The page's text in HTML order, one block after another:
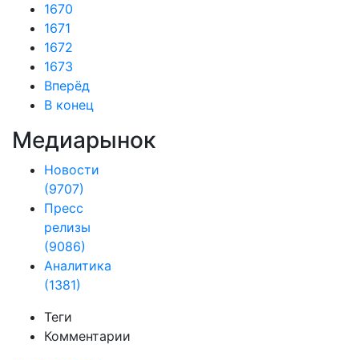
1670
1671
1672
1673
Вперёд
В конец
Медиарынок
Новости
(9707)
Пресс
релизы
(9086)
Аналитика
(1381)
Теги
Комментарии